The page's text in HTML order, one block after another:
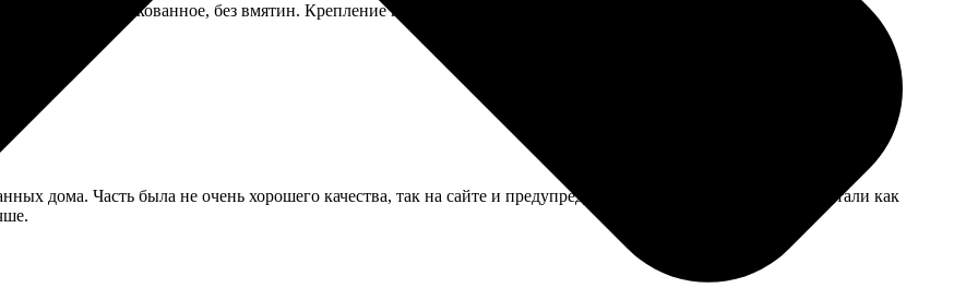
хорошо упакованное, без вмятин. Крепление на подрамнике надёжное, повесил без проблем.
дома. Часть была не очень хорошего качества, так на сайте и предупредили, что будут зернистые. Напечатали как